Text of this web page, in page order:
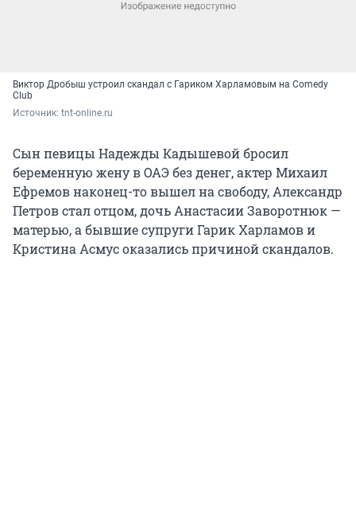
Виктор Дробыш устроил скандал с Гариком Харламовым на Comedy
Club
Источник: tnt-online.ru
Сын певицы Надежды Кадышевой бросил
беременную жену в ОАЭ без денег, актер Михаил
Ефремов наконец-то вышел на свободу, Александр
Петров стал отцом, дочь Анастасии Заворотнюк —
матерью, а бывшие супруги Гарик Харламов и
Кристина Асмус оказались причиной скандалов.